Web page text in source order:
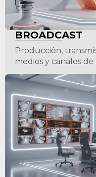
BROADCAST
Producción,
medios y canales de